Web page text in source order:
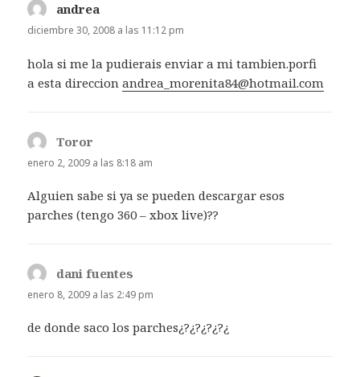
andrea
diciembre 30, 2008 a las 11:12 pm
hola si me la pudierais enviar a mi tambien.porfi
a esta direccionandrea_morenita84@hotmail.com
Toror
enero 2, 2009 a las 8:18 am
Alguien sabe si ya se pueden descargar esos
parches (tengo 360 – xbox live)??
dani fuentes
enero 8, 2009 a las 2:49 pm
de donde saco los parches¿?¿?¿?¿?¿